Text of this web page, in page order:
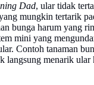
Dad, ular tidak
mungkin tertarik
bunga harum yang
mini yang
Contoh tanaman
langsung menarik ular